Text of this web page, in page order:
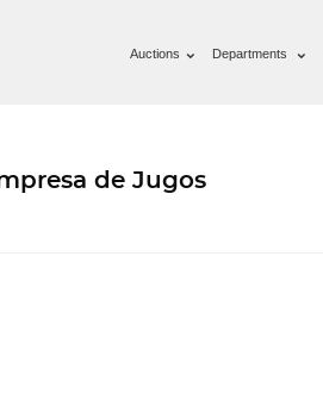
Auctions Departments
de Jugos